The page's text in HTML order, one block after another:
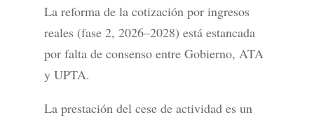
La reforma de la cotización por ingresos
reales (fase 2, 2026–2028) está estancada
por falta de consenso entre Gobierno, ATA
y UPTA.
La prestación del cese de actividad es un